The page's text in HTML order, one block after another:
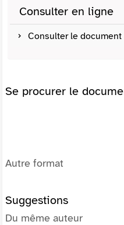
Consulter en ligne
Consulter le document
Se procurer le
Autre format
Suggestions
Du même auteur